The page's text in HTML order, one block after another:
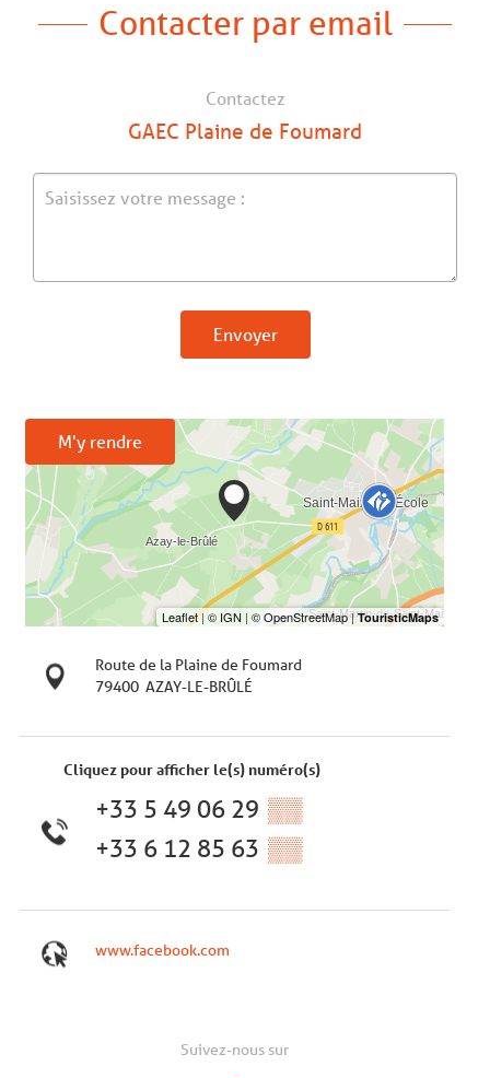
Contacter par email
Contactez
GAEC Plaine de Foumard
Envoyer
M'y rendre
Route de la Plaine de Foumard
79400 AZAY-LE-BRÛLÉ
Cliquez pour afficher le(s) numéro(s)
+33 5 49 06 29 ▒▒
+33 6 12 85 63 ▒▒
www.facebook.com
Suivez-nous sur